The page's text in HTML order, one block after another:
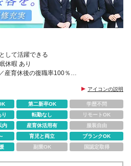
して活躍できる
休暇 あり
産育休後の復職率100％
アイコンの説明
第二新卒OK
学歴不問
転勤なし
リモートOK
内 産育休活用有
服装自由
育児と両立
ブランクOK
副業OK 国認定取得